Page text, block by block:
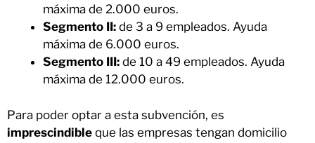
máxima de 2.000 euros.
Segmento II: de 3 a 9 empleados. Ayuda
máxima de 6.000 euros.
Segmento III: de 10 a 49 empleados. Ayuda
máxima de 12.000 euros.
Para poder optar a esta subvención, es
imprescindible que las empresas tengan domicilio